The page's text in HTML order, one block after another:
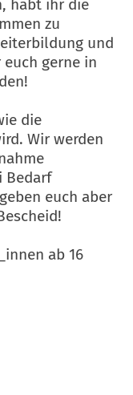
habt ihr die
zu
und
gerne in
die
Wir werden
Bedarf
euch aber
ab 16